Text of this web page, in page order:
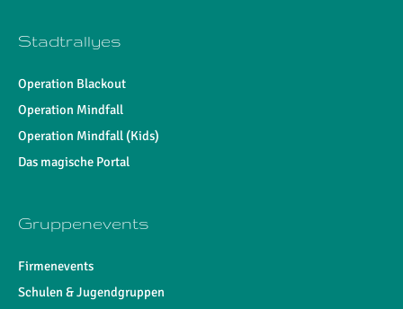
Stadtrallyes
Operation Blackout
Operation Mindfall
Operation Mindfall (Kids)
Das magische Portal
Gruppenevents
Firmenevents
Schulen & Jugendgruppen